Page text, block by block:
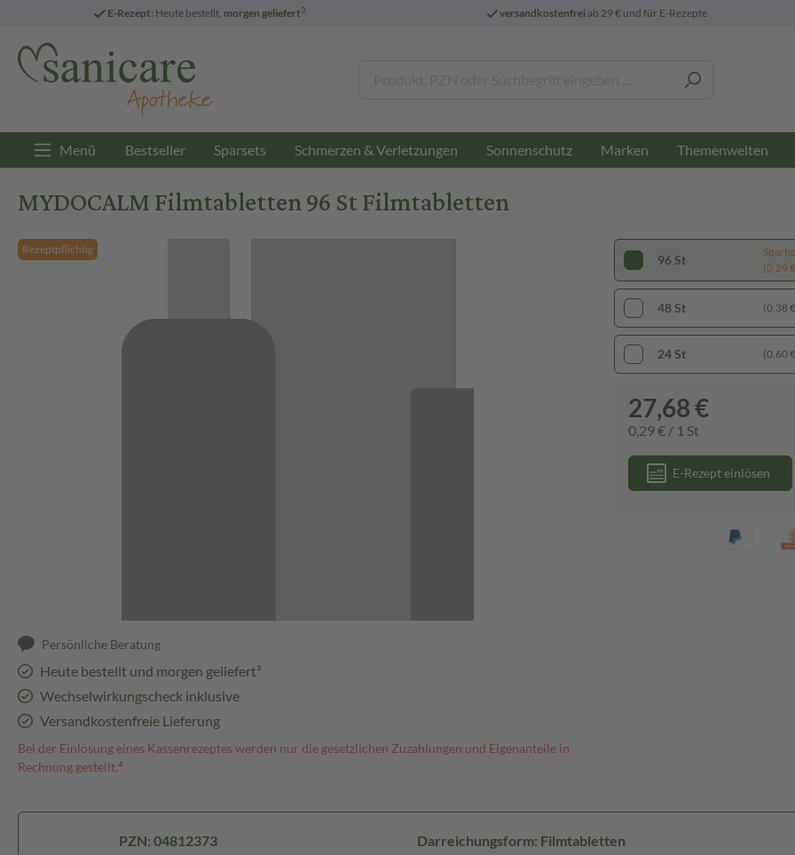
E-Rezept: Heute bestellt, morgen geliefert3 versandkostenfreiab 29 € und für E-Rezepte
Menü Bestseller Sparsets Schmerzen & Verletzungen Sonnenschutz Marken Themenwelten
MYDOCALM Filmtabletten 96 St Filmtabletten
Rezeptpflichtig
Persönliche Beratung
Heute bestellt und morgen geliefert³
Wechselwirkungscheck inklusive
Versandkostenfreie Lieferung
Bei der Einlösung eines Kassenrezeptes werden nur die gesetzlichen Zuzahlungen und Eigenanteile in
Rechnung gestellt.⁴
96 St
(0,29
48 St (0,38
24 St (0,60
27,68 €
0,29 € / 1 St
E-Rezept einlösen
PZN: 04812373 Darreichungsform: Filmtabletten